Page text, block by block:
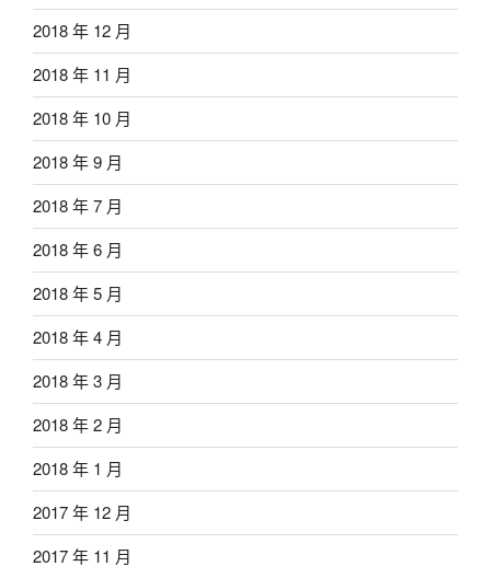
2018 年 12 月
2018 年 11 月
2018 年 10 月
2018 年 9 月
2018 年 7 月
2018 年 6 月
2018 年 5 月
2018 年 4 月
2018 年 3 月
2018 年 2 月
2018 年 1 月
2017 年 12 月
2017 年 11 月